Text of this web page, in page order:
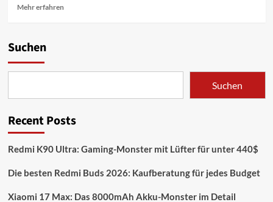
Mehr erfahrenMehr
Härtetest:
Display
Kunststoff
flop!
Suchen
Suchen
Recent Posts
Redmi K90 Ultra: Gaming-Monster mit Lüfter für unter 440$
Die besten Redmi Buds 2026: Kaufberatung für jedes Budget
Xiaomi 17 Max: Das 8000mAh Akku-Monster im Detail